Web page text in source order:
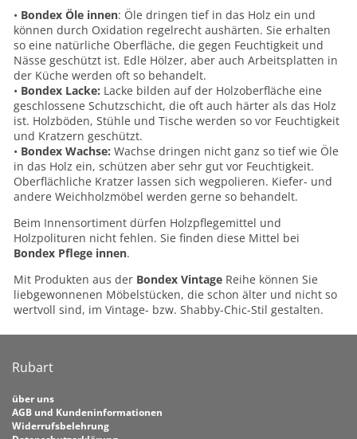
• Bondex Öle innen: Öle dringen tief in das Holz ein und
können durch Oxidation regelrecht aushärten. Sie erhalten
so eine natürliche Oberfläche, die gegen Feuchtigkeit und
Nässe geschützt ist. Edle Hölzer, aber auch Arbeitsplatten in
der Küche werden oft so behandelt.
• Bondex Lacke: Lacke bilden auf der Holzoberfläche eine
geschlossene Schutzschicht, die oft auch härter als das Holz
ist. Holzböden, Stühle und Tische werden so vor Feuchtigkeit
und Kratzern geschützt.
• Bondex Wachse: Wachse dringen nicht ganz so tief wie Öle
in das Holz ein, schützen aber sehr gut vor Feuchtigkeit.
Oberflächliche Kratzer lassen sich wegpolieren. Kiefer- und
andere Weichholzmöbel werden gerne so behandelt.
Beim Innensortiment dürfen Holzpflegemittel und
Holzpolituren nicht fehlen. Sie finden diese Mittel bei
Bondex Pflege innen.
Mit Produkten aus der Bondex Vintage Reihe können Sie
liebgewonnenen Möbelstücken, die schon älter und nicht so
wertvoll sind, im Vintage- bzw. Shabby-Chic-Stil gestalten.
Rubart
über uns
AGB und Kundeninformationen
Widerrufsbelehrung